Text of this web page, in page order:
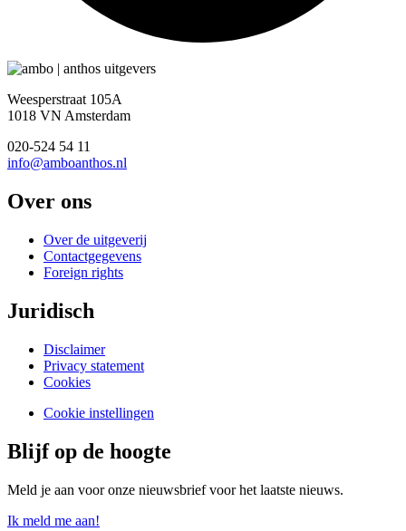
Weesperstraat 105A
1018 VN Amsterdam
020-524 54 11
info@amboanthos.nl
Over ons
Over de uitgeverij
Contactgegevens
Foreign rights
Juridisch
Disclaimer
Privacy statement
Cookies
Cookie instellingen
Blijf op de hoogte
Meld je aan voor onze nieuwsbrief voor het laatste nieuws.
Ik meld me aan!